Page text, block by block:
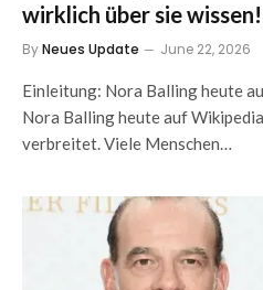
wirklich über sie wissen!
ByNeues Update June 22, 2026
Einleitung: Nora Balling heute
Nora Balling heute auf
verbreitet. Viele Menschen…